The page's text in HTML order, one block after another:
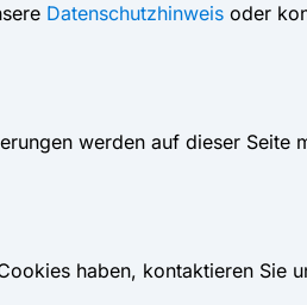
Datenschutzhinweis oder
werden auf dieser Seite
haben, kontaktieren Sie